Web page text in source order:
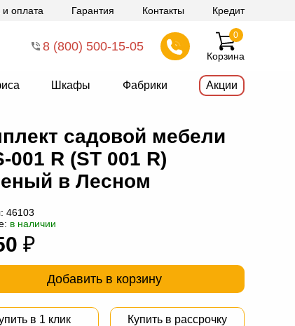
и оплата Гарантия Контакты Кредит
8 (800) 500-15-05
Корзина
0
Шкафы Фабрики Акции
садовой мебели
001 R (ST 001 R)
в Лесном
46103
в наличии
₽
Добавить в корзину
в 1 клик Купить в рассрочку